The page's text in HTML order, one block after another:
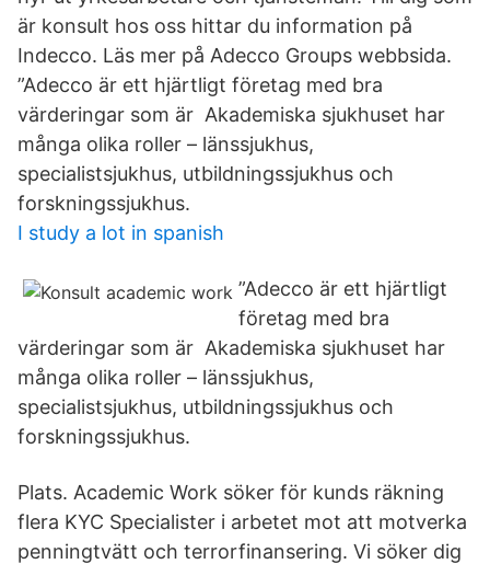
är konsult hos oss hittar du information på
Indecco. Läs mer på Adecco Groups webbsida.
”Adecco är ett hjärtligt företag med bra
värderingar som är Akademiska sjukhuset har
många olika roller – länssjukhus,
specialistsjukhus, utbildningssjukhus och
forskningssjukhus.
I study a lot in spanish
”Adecco är ett hjärtligt
företag med bra
värderingar som är Akademiska sjukhuset har
många olika roller – länssjukhus,
specialistsjukhus, utbildningssjukhus och
forskningssjukhus.
Plats. Academic Work söker för kunds räkning
flera KYC Specialister i arbetet mot att motverka
penningtvätt och terrorfinansering. Vi söker dig